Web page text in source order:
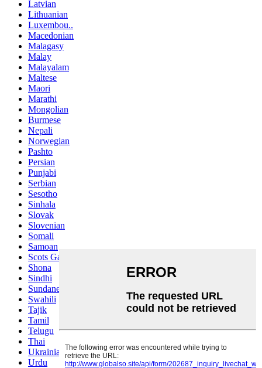
Latvian
Lithuanian
Luxembou..
Macedonian
Malagasy
Malay
Malayalam
Maltese
Maori
Marathi
Mongolian
Burmese
Nepali
Norwegian
Pashto
Persian
Punjabi
Serbian
Sesotho
Sinhala
Slovak
Slovenian
Somali
Samoan
Scots Gaelic
Shona
Sindhi
Sundanese
Swahili
Tajik
Tamil
Telugu
Thai
Ukrainian
Urdu